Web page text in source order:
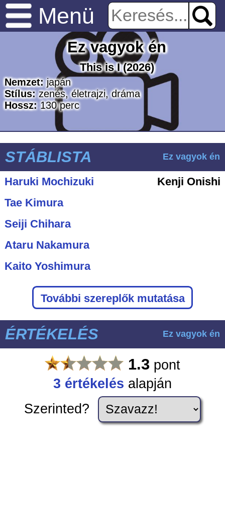
Menü
Ez vagyok én
This is I(2026)
Nemzet: japán
Stílus: zenés,életrajzi,dráma
Hossz: 130perc
STÁBLISTA Ez vagyok én
Haruki Mochizuki
Kenji Onishi
Tae Kimura
Seiji Chihara
Ataru Nakamura
Kaito Yoshimura
További szereplők mutatása
ÉRTÉKELÉS Ez vagyok én
1.3 pont
3 értékelés alapján
Szerinted?